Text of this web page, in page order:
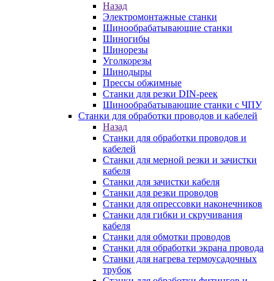
Назад
Электромонтажные станки
Шинообрабатывающие станки
Шиногибы
Шинорезы
Уголкорезы
Шинодыры
Прессы обжимные
Станки для резки DIN-реек
Шинообрабатывающие станки с ЧПУ
Станки для обработки проводов и кабелей
Назад
Станки для обработки проводов и
кабелей
Станки для мерной резки и зачистки
кабеля
Станки для зачистки кабеля
Станки для резки проводов
Станки для опрессовки наконечников
Станки для гибки и скручивания
кабеля
Станки для обмотки проводов
Станки для обработки экрана провода
Станки для нагрева термоусадочных
трубок